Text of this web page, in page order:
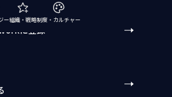
ー組織・戦略制度・カルチャー
に登録